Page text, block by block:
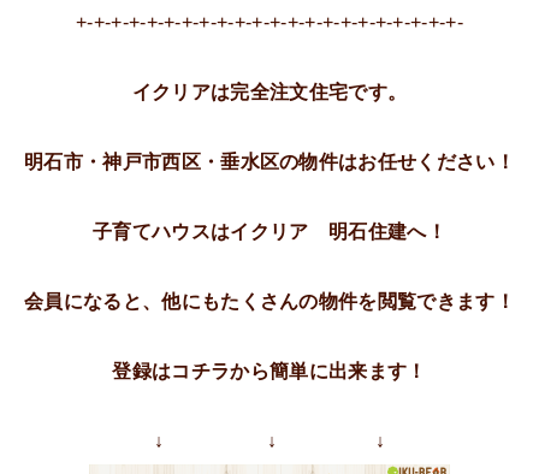
+-+-+-+-+-+-+-+-+-+-+-+-+-+-+-+-+-+-+-+-+-+-
イクリアは完全注文住宅です。
明石市・神戸市西区・垂水区の物件はお任せください！
子育てハウスはイクリア 明石住建へ！
会員になると、他にもたくさんの物件を閲覧できます！
登録はコチラから簡単に出来ます！
↓ ↓ ↓